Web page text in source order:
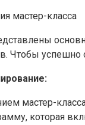
Чтобы успешно
мастер-
которая